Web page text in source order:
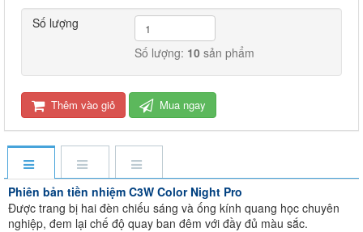
Số lượng
Số lượng: 10 sản phẩm
Thêm vào giỏ Mua ngay
Phiên bản tiền nhiệm C3W Color Night Pro
Được trang bị hai đèn chiếu sáng và ống kính quang học chuyên
nghiệp, đem lại chế độ quay ban đêm với đầy đủ màu sắc.